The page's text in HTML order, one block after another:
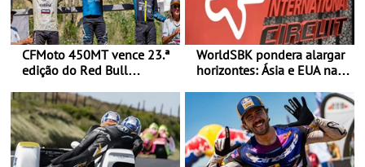
CFMoto 450MT vence 23.ª
edição do Red Bull
Categorias Adventure -
Vitória na Ultimate, Core e
Lite
WorldSBK pondera alargar
horizontes: Ásia e EUA na